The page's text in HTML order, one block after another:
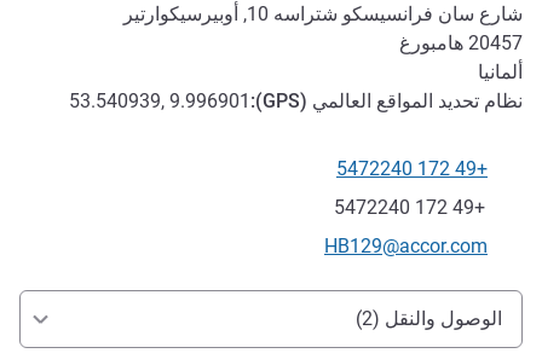
شارع سان فرانسيسكو شتراسه 10, أوبيرسيكوارتير
20457 هامبورغ
ألمانيا
نظام تحديد المواقع العالمي (GPS
):
53.540939, 9.996901
الهاتف
+49 172 5472240
فاكس
+49 172 5472240
تواصل معنا عبر البريد الإلكتروني
HB129@accor.com
الوصول والتنقل
الوصول والنقل (2)